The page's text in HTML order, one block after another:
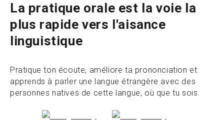
La pratique orale est la voie la
plus rapide vers l'aisance
linguistique
Pratique ton écoute, améliore ta prononciation et
apprends à parler une langue étrangère avec des
personnes natives de cette langue, où que tu sois.